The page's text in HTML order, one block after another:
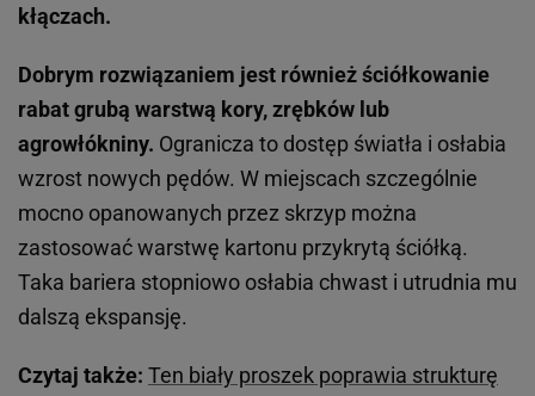
kłączach.
Dobrym rozwiązaniem jest również ściółkowanie
rabat grubą warstwą kory, zrębków lub
agrowłókniny. Ogranicza to dostęp światła i osłabia
wzrost nowych pędów. W miejscach szczególnie
mocno opanowanych przez skrzyp można
zastosować warstwę kartonu przykrytą ściółką.
Taka bariera stopniowo osłabia chwast i utrudnia mu
dalszą ekspansję.
Czytaj także: Ten biały proszek poprawia strukturę